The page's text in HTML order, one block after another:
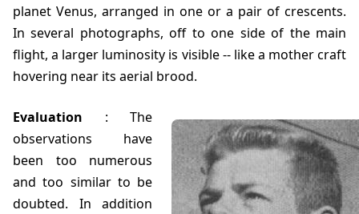
planet Venus, arranged in one or a pair of crescents.
In several photographs, off to one side of the main
flight, a larger luminosity is visible -- like a mother craft
hovering near its aerial brood.
Evaluation : The
observations have
been too numerous
and too similar to be
doubted. In addition